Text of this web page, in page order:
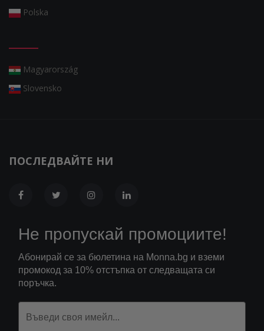
Polska
Magyarország
Slovensko
ПОСЛЕДВАЙТЕ НИ
Не пропускай промоциите!
Абонирай се за бюлетина на Monna.bg и вземи
промокод за 10% отстъпка от следващата си
поръчка.